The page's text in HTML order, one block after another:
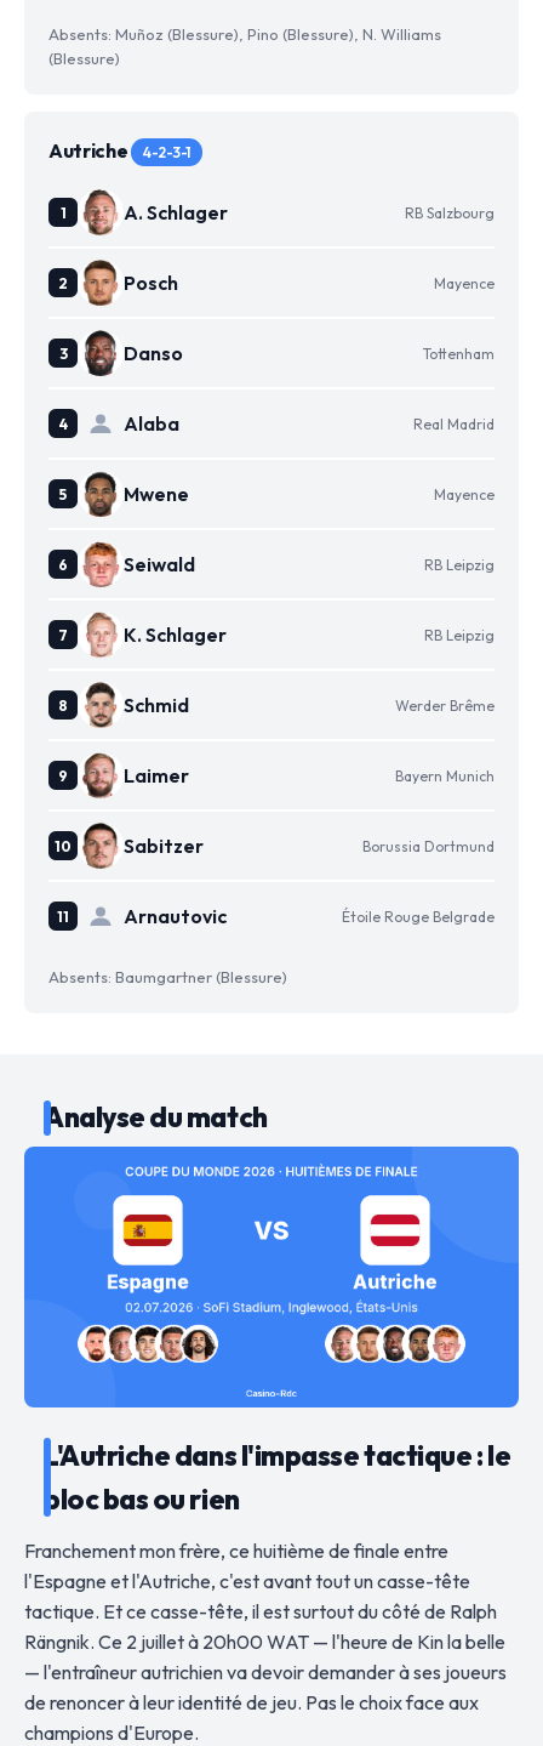
Absents: Muñoz (Blessure), Pino (Blessure), N. Williams
(Blessure)
Autriche 4-2-3-1
A. Schlager RB Salzbourg
Posch Mayence
Danso Tottenham
Alaba Real Madrid
Mwene Mayence
Seiwald RB Leipzig
K. Schlager RB Leipzig
Schmid Werder Brême
Laimer Bayern Munich
Sabitzer Borussia Dortmund
Arnautovic Étoile Rouge Belgrade
Absents: Baumgartner (Blessure)
Analyse du match
L'Autriche dans l'impasse tactique : le
bloc bas ou rien
Franchement mon frère, ce huitième de finale entre
l'Espagne et l'Autriche, c'est avant tout un casse-tête
tactique. Et ce casse-tête, il est surtout du côté de Ralph
Rängnik. Ce 2 juillet à 20h00 WAT — l'heure de Kin la belle
— l'entraîneur autrichien va devoir demander à ses joueurs
de renoncer à leur identité de jeu. Pas le choix face aux
champions d'Europe.